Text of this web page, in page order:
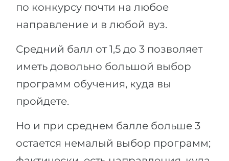
по конкурсу почти на любое
направление и в любой вуз.
Средний балл от 1,5 до 3 позволяет
иметь довольно большой выбор
программ обучения, куда вы
пройдете.
Но и при среднем балле больше 3
остается немалый выбор программ;